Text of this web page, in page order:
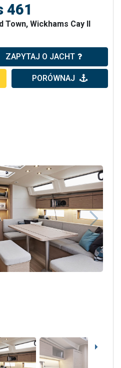
461
Town, Wickhams Cay II
ZAPYTAJ O JACHT
PORÓWNAJ